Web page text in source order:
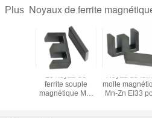
Plus Noyaux de ferrite
Le noyau de
ferrite souple
magnétique Mn-
Noyau de
molle
Mn-Zn EI33